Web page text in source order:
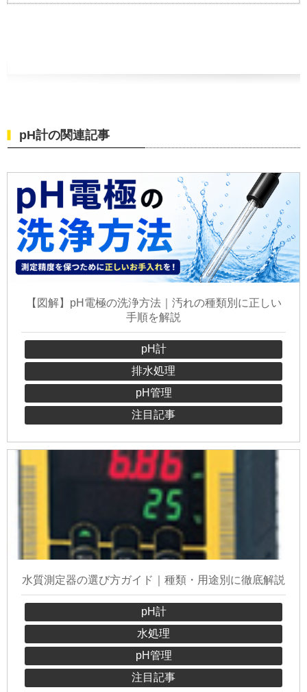
pH計の関連記事
【図解】pH電極の洗浄方法｜汚れの種類別に正しい
手順を解説
pH計
排水処理
pH管理
注目記事
水質測定器の選び方ガイド｜種類・用途別に徹底解説
pH計
水処理
pH管理
注目記事